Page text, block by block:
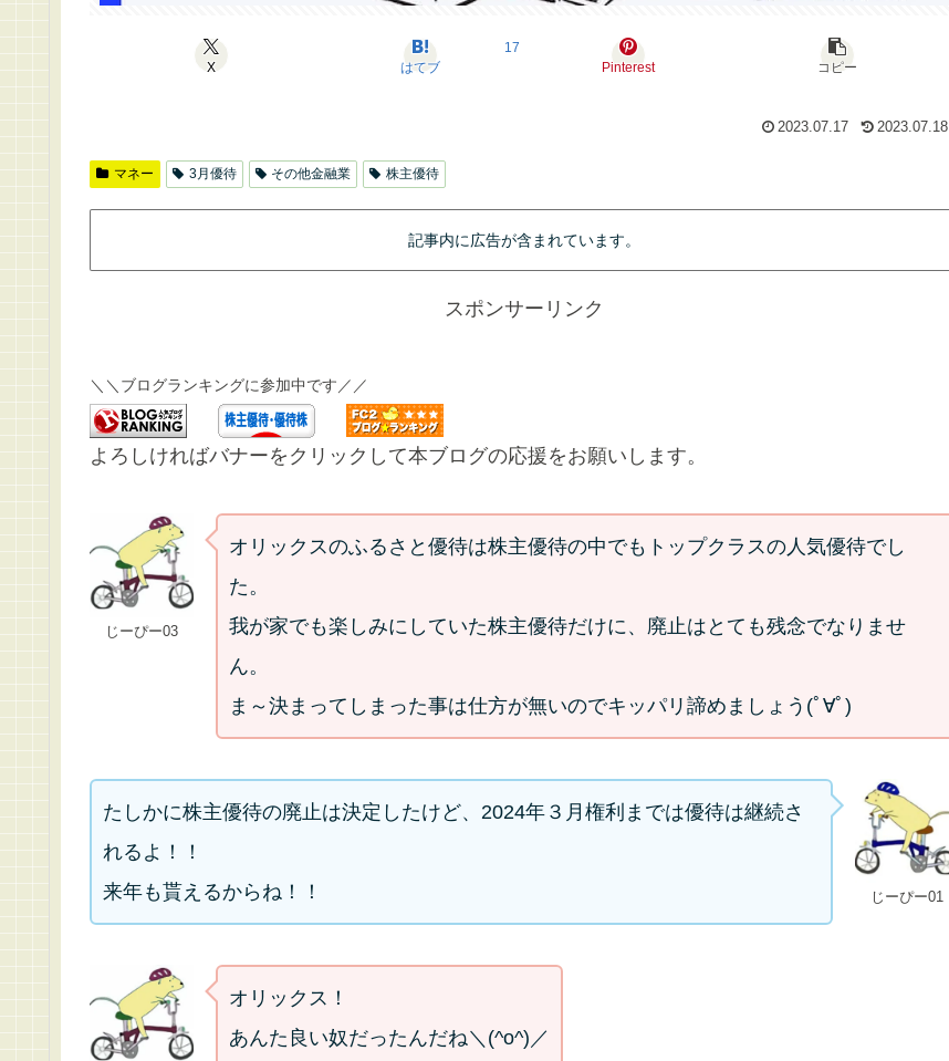
X はてブ
17
Pinterest
コピー
2023.07.17 2023.07.18
マネー 3月優待 その他金融業 株主優待
記事内に広告が含まれています。
スポンサーリンク
＼＼ブログランキングに参加中です／／
よろしければバナーをクリックして本ブログの応援をお願いします。
じーぴー03
オリックスのふるさと優待は株主優待の中でもトップクラスの人気優待でし
た。
我が家でも楽しみにしていた株主優待だけに、廃止はとても残念でなりませ
ん。
ま～決まってしまった事は仕方が無いのでキッパリ諦めましょう(ﾟ∀ﾟ)
じーぴー01
たしかに株主優待の廃止は決定したけど、2024年３月権利までは優待は継続さ
れるよ！！
来年も貰えるからね！！
オリックス！
あんた良い奴だったんだね＼(^o^)／